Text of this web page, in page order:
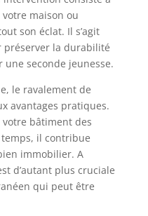
maison ou
son éclat. Il s’agit
préserver la durabilité
seconde jeunesse.
le ravalement de
avantages pratiques.
bâtiment des
il contribue
immobilier. A
d’autant plus cruciale
qui peut être